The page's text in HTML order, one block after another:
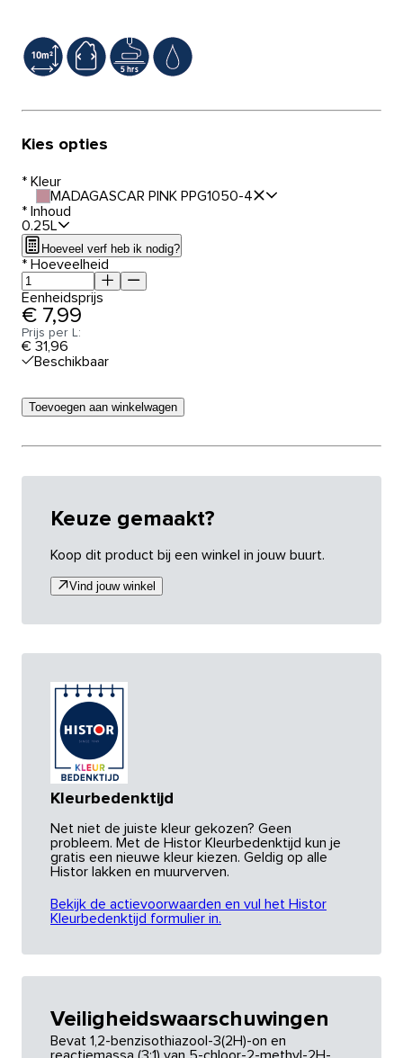
Kies opties
* Kleur
MADAGASCAR PINK PPG1050-4
* Inhoud
0.25L
Hoeveel verf heb ik nodig?
* Hoeveelheid
Eenheidsprijs
€ 7,99
Prijs per L:
€ 31,96
Beschikbaar
Toevoegen aan winkelwagen
Keuze gemaakt?
Koop dit product bij een winkel in jouw buurt.
Vind jouw winkel
Kleurbedenktijd
Net niet de juiste kleur gekozen? Geen
probleem. Met de Histor Kleurbedenktijd kun je
gratis een nieuwe kleur kiezen. Geldig op alle
Histor lakken en muurverven.
Bekijk de actievoorwaarden en vul het Histor
Kleurbedenktijd formulier in.
Veiligheidswaarschuwingen
Bevat 1,2-benzisothiazool-3(2H)-on en
reactiemassa (3:1) van 5-chloor-2-methyl-2H-